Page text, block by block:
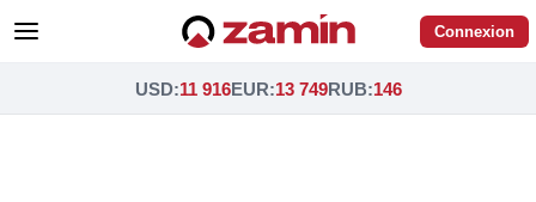
Connexion
USD:11 916EUR:13 749RUB:146